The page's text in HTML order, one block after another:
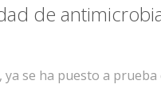
de
ya se ha puesto a